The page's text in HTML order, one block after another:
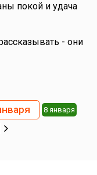
покой и удача
- они
8 января